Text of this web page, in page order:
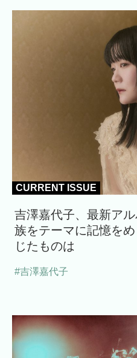
CURRENT ISSUE
吉澤嘉代子、最新ア
族をテーマに記憶を
じたものは
#吉澤嘉代子